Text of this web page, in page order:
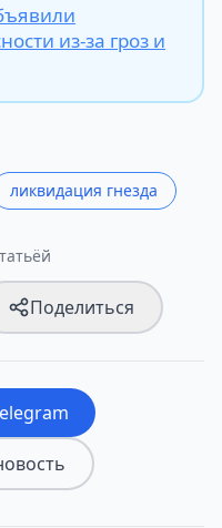
из-за гроз и
ликвидация гнезда
Поделиться